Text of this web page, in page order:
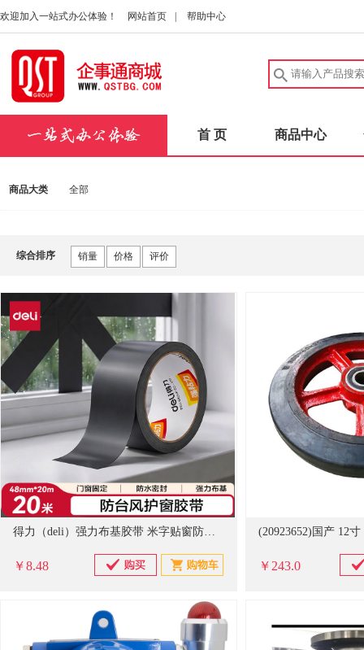
欢迎加入一站式办公体验！ 网站首页 帮助中心
首 页 商品中心
商品大类 全部
综合排序 销量 价格 评价
得力（deli）强力布基胶带 米字贴窗防台风 防风防水胶带 地毯修补窗户密封 48mm*20m*230μm*1卷 黑 52003
￥8.48 ￥243.0